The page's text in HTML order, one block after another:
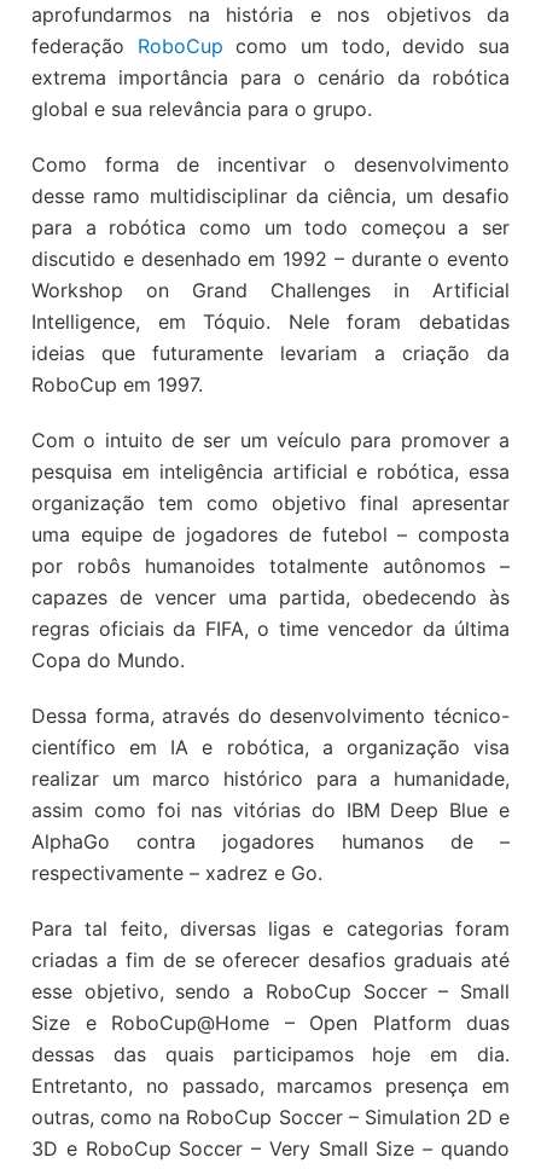
aprofundarmos na história e nos objetivos da
federação RoboCupcomo um todo, devido sua
extrema importância para o cenário da robótica
global e sua relevância para o grupo.
Como forma de incentivar o desenvolvimento
desse ramo multidisciplinar da ciência, um desafio
para a robótica como um todo começou a ser
discutido e desenhado em 1992 – durante o evento
Workshop on Grand Challenges in Artificial
Intelligence, em Tóquio. Nele foram debatidas
ideias que futuramente levariam a criação da
RoboCup em 1997.
Com o intuito de ser um veículo para promover a
pesquisa em inteligência artificial e robótica, essa
organização tem como objetivo final apresentar
uma equipe de jogadores de futebol – composta
por robôs humanoides totalmente autônomos –
capazes de vencer uma partida, obedecendo às
regras oficiais da FIFA, o time vencedor da última
Copa do Mundo.
Dessa forma, através do desenvolvimento técnico-
científico em IA e robótica, a organização visa
realizar um marco histórico para a humanidade,
assim como foi nas vitórias do IBM Deep Blue e
AlphaGo contra jogadores humanos de –
respectivamente – xadrez e Go.
Para tal feito, diversas ligas e categorias foram
criadas a fim de se oferecer desafios graduais até
esse objetivo, sendo a RoboCup Soccer – Small
Size e RoboCup@Home – Open Platform duas
dessas das quais participamos hoje em dia.
Entretanto, no passado, marcamos presença em
outras, como na RoboCup Soccer – Simulation 2D e
3D e RoboCup Soccer – Very Small Size – quando